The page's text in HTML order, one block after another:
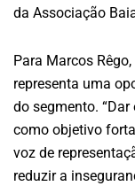
da Associação
Para Marcos
representa uma
do segmento.
como objetivo
voz de
reduzir a